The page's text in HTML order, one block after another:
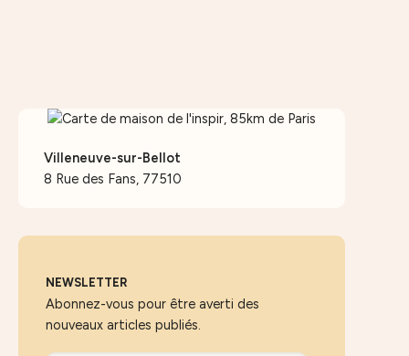
Villeneuve-sur-Bellot
8 Rue des Fans, 77510
NEWSLETTER
Abonnez-vous pour être averti des
nouveaux articles publiés.